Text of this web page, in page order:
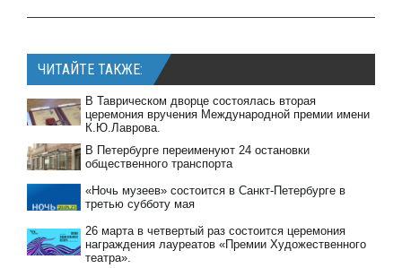
ЧИТАЙТЕ ТАКЖЕ:
В Таврическом дворце состоялась вторая
церемония вручения Международной премии имени
К.Ю.Лаврова.
В Петербурге переименуют 24 остановки
общественного транспорта
«Ночь музеев» состоится в Санкт-Петербурге в
третью субботу мая
26 марта в четвертый раз состоится церемония
награждения лауреатов «Премии Художественного
театра».